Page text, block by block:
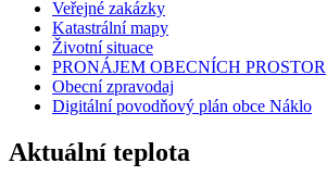
Veřejné zakázky
Katastrální mapy
Životní situace
PRONÁJEM OBECNÍCH PROSTOR
Obecní zpravodaj
Digitální povodňový plán obce Náklo
Aktuální teplota